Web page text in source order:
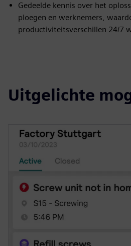
Gedeelde kennis over het
ploegen en werknemers,
productiviteitsverschillen 24/7
Uitgelichte